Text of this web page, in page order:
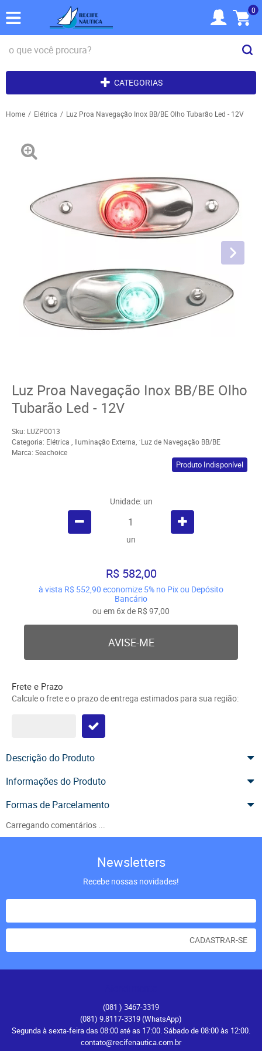
0
CATEGORIAS
Home Elétrica Luz Proa Navegação Inox BB/BE Olho Tubarão Led - 12V
Luz Proa Navegação Inox BB/BE Olho
Tubarão Led - 12V
Sku: LUZP0013
Categoria: Elétrica , Iluminação Externa, ´Luz de Navegação BB/BE
Marca: Seachoice
Produto Indisponível
Unidade: un
un
R$ 582,00
à vista R$ 552,90 economize 5% no Pix ou Depósito
Bancário
ou em 6xde R$ 97,00
AVISE-ME
Frete e Prazo
Calcule o frete e o prazo de entrega estimados para sua região:
Descrição do Produto
Informações do Produto
Formas de Parcelamento
Carregando comentários ...
Newsletters
Recebe nossas novidades!
CADASTRAR-SE
(081 ) 3467-3319
(081) 9.8117-3319(WhatsApp)
Segunda à sexta-feira das 08:00 até as 17:00. Sábado de 08:00 às 12:00.
contato@recifenautica.com.br